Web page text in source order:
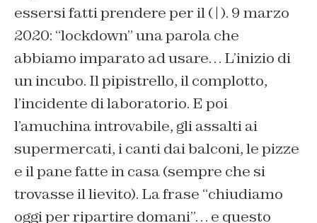
essersi fatti prendere per il ( | ). 9 marzo
2020: “lockdown” una parola che
abbiamo imparato ad usare… L’inizio di
un incubo. Il pipistrello, il complotto,
l’incidente di laboratorio. E poi
l’amuchina introvabile, gli assalti ai
supermercati, i canti dai balconi, le pizze
e il pane fatte in casa (sempre che si
trovasse il lievito). La frase “chiudiamo
oggi per ripartire domani”… e questo